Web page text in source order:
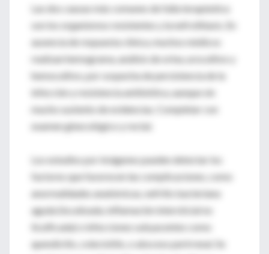
Las dos causas más comunes de falla terapéutica
son los organismos resistentes y la nefrolitiasis. En
ausencia de respuesta clínica, muchos médicos
realizan hemograma, análisis de orina, urocultivo y
hemocultivo, por sospecha de persistencia de la
infección y resistencia antibiótica, aunque sin
mucho sustento de evidencias. Completar con
examen ginecológico y rectal.
Los estudios por imágenes pueden detectar los
factores que favorecen las complicaciones, como
anormalidades anatómicas, nefritis bacteriana
aguda (localizada, inflamación intersticial no
licuificada) o infecciones subyacentes como
apendicitis, colecistitis, o absceso perirrenal. Se